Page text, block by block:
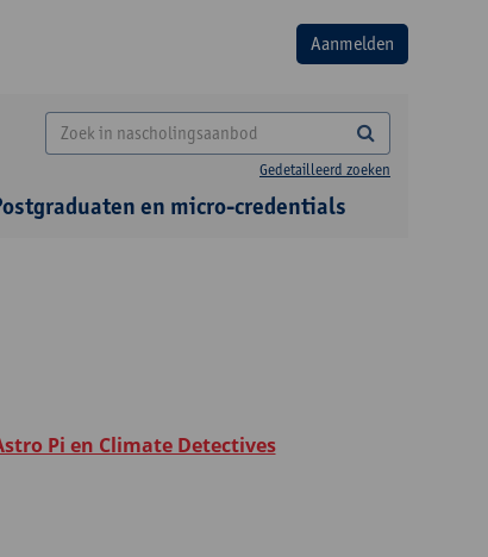
Gedetailleerd zoeken
en micro-credentials
Pi en Climate Detectives